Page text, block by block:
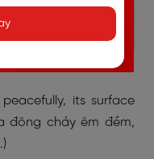
(n) - con sông mùa
its surface
đông chảy êm đềm,